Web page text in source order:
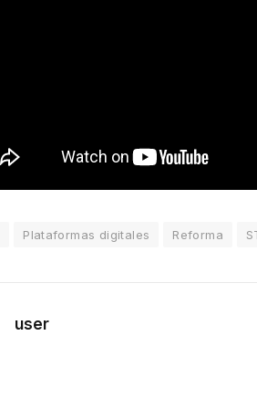
Plataformas digitales Reforma
user